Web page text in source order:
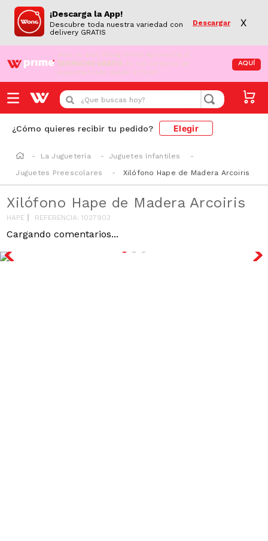
¡Descarga la App!
Descubre toda nuestra variedad con
delivery GRATIS
Descargar X
¡Aún no eres Wong Prime! Aprovecha el
DESPACHO GRATIS en tus compras de
supermercado desde S/79.90
AQUÍ
¿Que buscas hoy?
¿Cómo quieres recibir tu pedido? Elegir
La Juguetería
Juguetes Infantiles
Juguetes Preescolares
Xilófono Hape de Madera Arcoiris
Xilófono Hape de Madera Arcoiris
HAPE REFERENCIA:1027903
Cargando comentarios...